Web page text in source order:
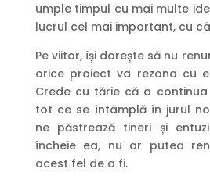
umple timpul cu mai multe
lucrul cel mai important, cu
Pe viitor, își dorește să nu
orice proiect va rezona cu
Crede cu tărie că a
tot ce se întâmplă în jurul
ne păstrează tineri și
încheie ea, nu ar putea
acest fel de a fi.